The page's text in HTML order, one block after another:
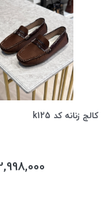
کالج زنانه کد k125